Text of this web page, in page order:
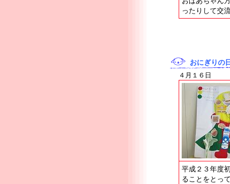
ったりして交
おにぎりの
４月１６日
平成２３年度
ることをとっ